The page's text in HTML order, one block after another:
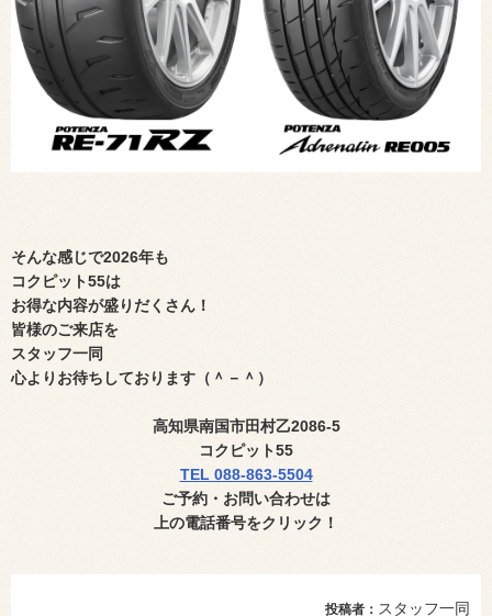
そんな感じで2026年も
コクピット55は
お得な内容が盛りだくさん！
皆様のご来店を
スタッフ一同
心よりお待ちしております（＾－＾）
高知県南国市田村乙2086-5
コクピット55
TEL 088-863-5504
ご予約・お問い合わせは
上の電話番号をクリック！
投稿者： スタッフ一同